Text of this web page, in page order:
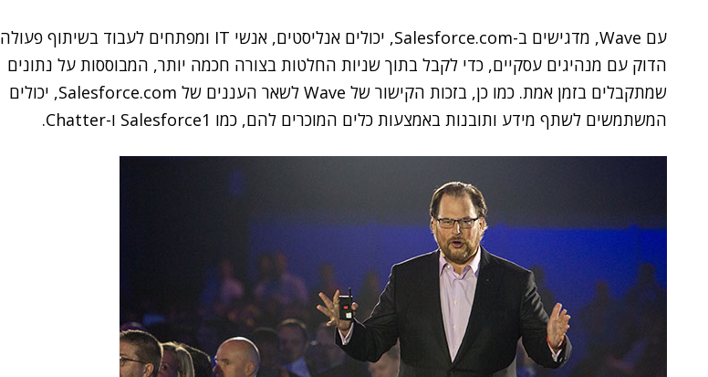
עם Wave, מדגישים ב-Salesforce.com, יכולים אנליסטים, אנשי IT ומפתחים לעבוד בשיתוף פעולה
הדוק עם מנהיגים עסקיים, כדי לקבל בתוך שניות החלטות בצורה חכמה יותר, המבוססות על נתונים
שמתקבלים בזמן אמת. כמו כן, בזכות הקישור של Wave לשאר העננים של Salesforce.com, יכולים
המשתמשים לשתף מידע ותובנות באמצעות כלים המוכרים להם, כמו Salesforce1 ו-Chatter.